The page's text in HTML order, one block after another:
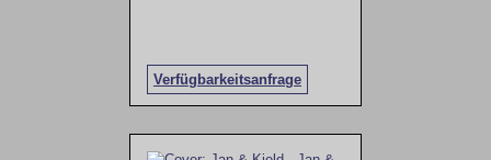
Verfügbarkeitsanfrage